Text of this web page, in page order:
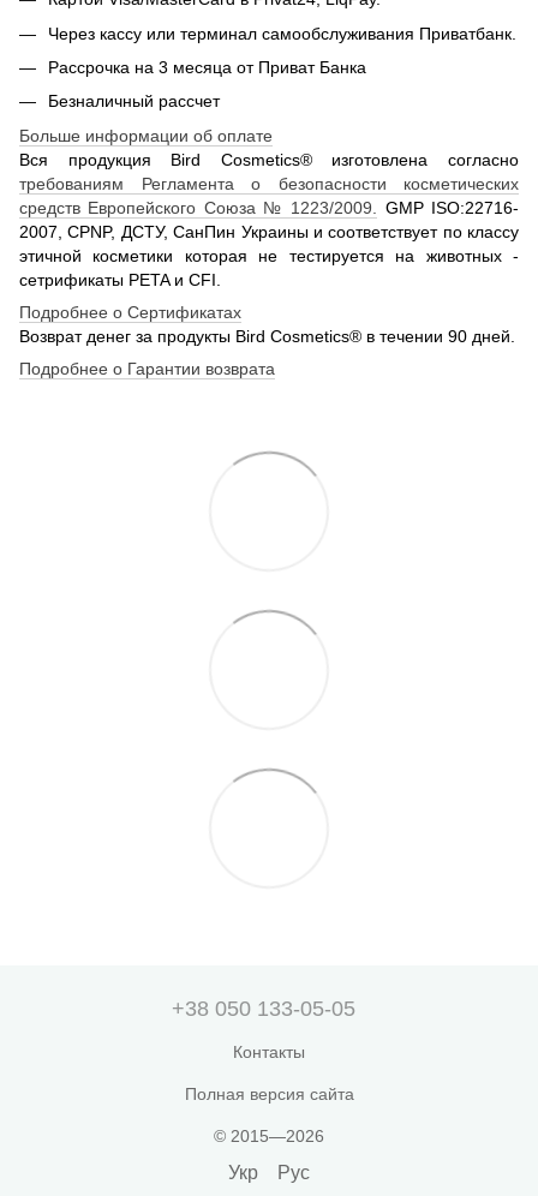
Через кассу или терминал самообслуживания Приватбанк.
Рассрочка на 3 месяца от Приват Банка
Безналичный рассчет
Больше информации об оплате
Вся продукция Bird Cosmetics® изготовлена согласно
требованиям Регламента о безопасности косметических
средств Европейского Союза № 1223/2009.
GMP ISO:22716-
2007, CPNP, ДСТУ, СанПин Украины и соответствует по классу
этичной косметики которая не тестируется на животных -
сетрификаты PETA и CFI.
Подробнее о Сертификатах
Возврат денег за продукты Bird Cosmetics® в течении 90 дней.
Подробнее о Гарантии возврата
+38 050 133-05-05
Контакты
Полная версия сайта
© 2015—2026
Укр Рус